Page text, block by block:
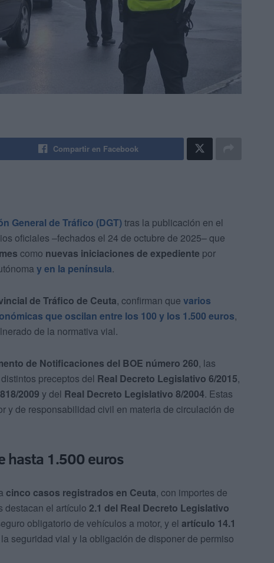
Compartir en Facebook
General de Tráfico (DGT)tras la publicación en el
oficiales –fechados el 24 de octubre de 2025– que
como nuevas iniciaciones de expediente por
y en la península.
de Tráfico de Ceuta, confirman que varios
que oscilan entre los 100 y los 1.500 euros,
de la normativa vial.
de Notificaciones del BOE número 260, las
preceptos del Real Decreto Legislativo 6/2015,
2009 y del Real Decreto Legislativo 8/2004. Estas
y de responsabilidad civil en materia de circulación de
hasta 1.500 euros
cinco casos registrados en Ceuta, con importes de
destacan el artículo 2.1 del Real Decreto Legislativo
obligatorio de vehículos a motor, y el artículo 14.1
seguridad vial y la obligación de disponer de permiso